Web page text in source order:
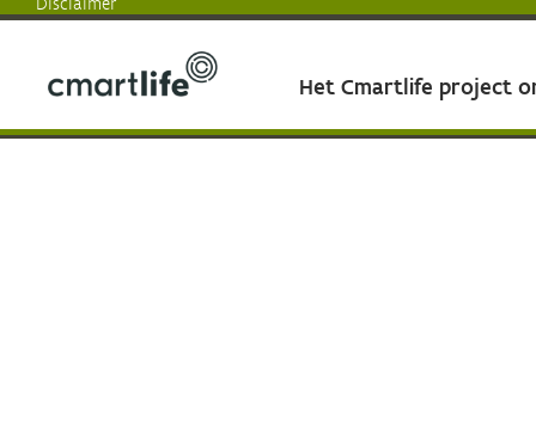
Het Cmartlife project